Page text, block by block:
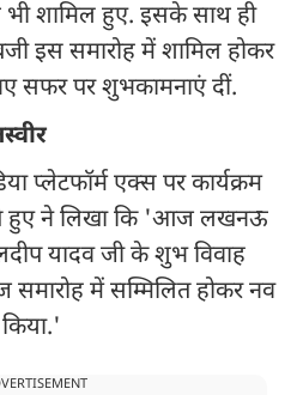
भी शामिल हुए. इसके साथ ही
इस समारोह में शामिल होकर
सफर पर शुभकामनाएं दीं.
प्लेटफॉर्म एक्स पर कार्यक्रम
हुए ने लिखा कि 'आज लखनऊ
यादव जी के शुभ विवाह
समारोह में सम्मिलित होकर नव